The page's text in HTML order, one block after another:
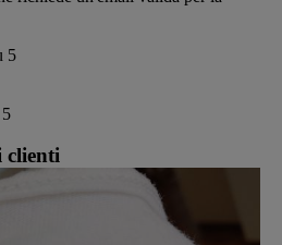
5
clienti